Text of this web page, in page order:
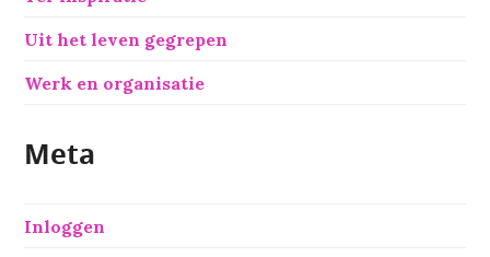
Uit het leven gegrepen
Werk en organisatie
Meta
Inloggen